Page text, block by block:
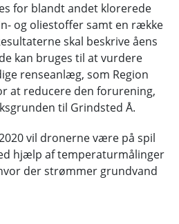
for blandt andet klorerede
og oliestoffer samt en række
skal beskrive åens
kan bruges til at vurdere
renseanlæg, som Region
at reducere den forurening,
til Grindsted Å.
vil dronerne være på spil
hjælp af temperaturmålinger
der strømmer grundvand